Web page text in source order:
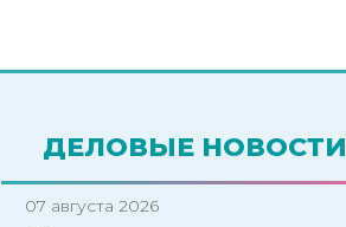
ДЕЛОВЫЕ НОВОСТИ
07 августа 2026